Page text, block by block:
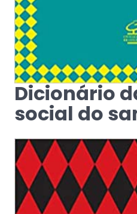
Dicionário
social do